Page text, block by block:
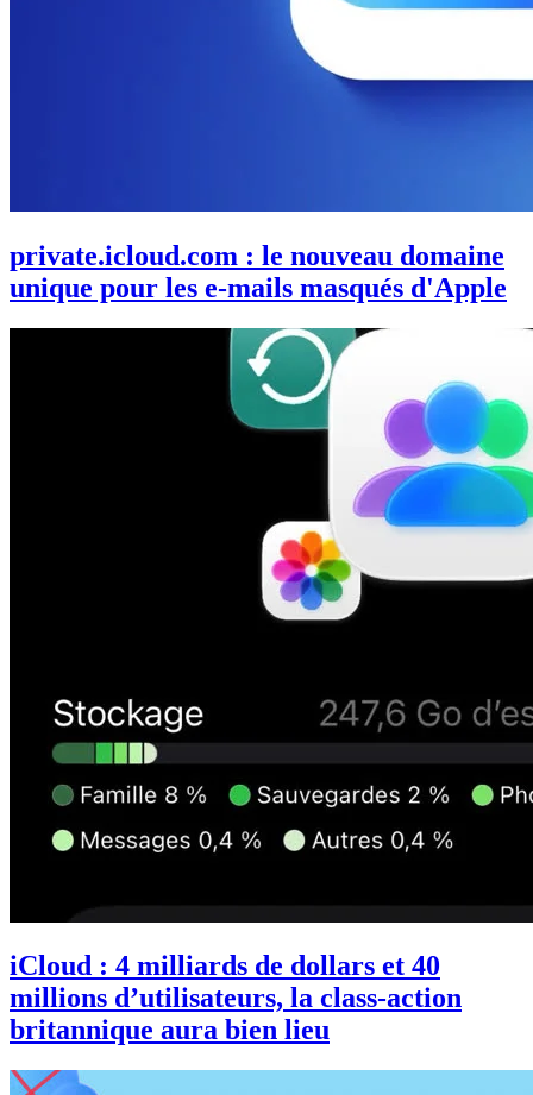
private.icloud.com : le nouveau domaine
unique pour les e-mails masqués d'Apple
iCloud : 4 milliards de dollars et 40
millions d’utilisateurs, la class-action
britannique aura bien lieu